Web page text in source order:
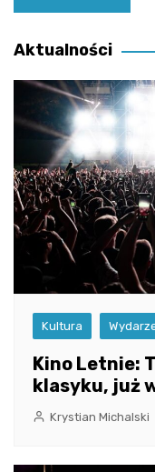
wpisu
Aktualności
Kultura
Kino Letnie:
klasyku, już
Krystian Michalski